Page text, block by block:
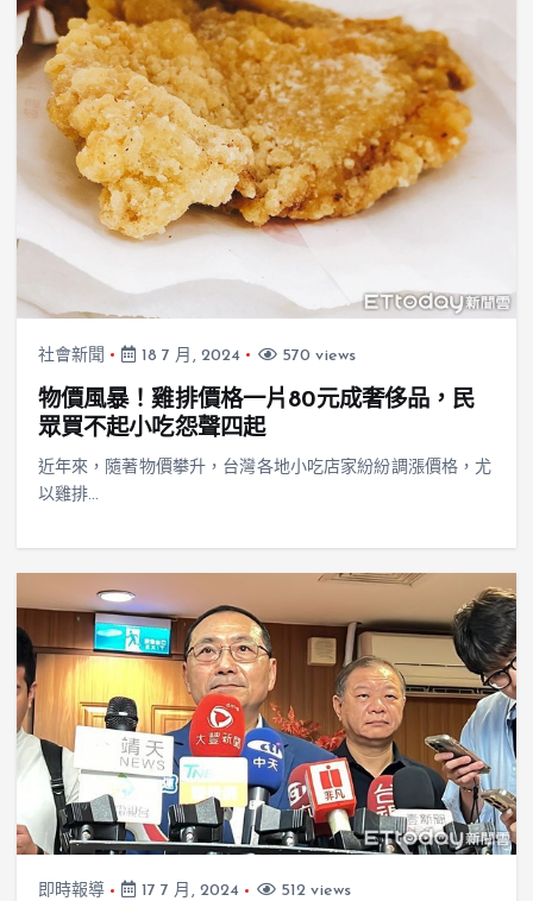
社會新聞 18 7 月, 2024 570 views
物價風暴！雞排價格一片80元成奢侈品，民
眾買不起小吃怨聲四起
近年來，隨著物價攀升，台灣各地小吃店家紛紛調漲價格，尤
以雞排…
即時報導 17 7 月, 2024 512 views